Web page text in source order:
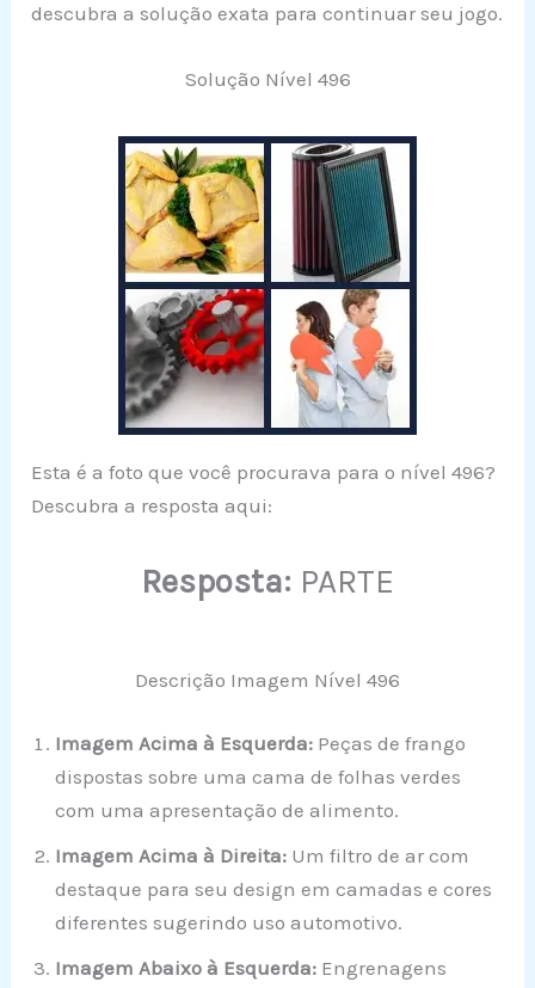
descubra a solução exata para continuar seu jogo.
Solução Nível 496
Esta é a foto que você procurava para o nível 496?
Descubra a resposta aqui:
Resposta: PARTE
Descrição Imagem Nível 496
Imagem Acima à Esquerda: Peças de frango
dispostas sobre uma cama de folhas verdes
com uma apresentação de alimento.
Imagem Acima à Direita: Um filtro de ar com
destaque para seu design em camadas e cores
diferentes sugerindo uso automotivo.
Imagem Abaixo à Esquerda: Engrenagens